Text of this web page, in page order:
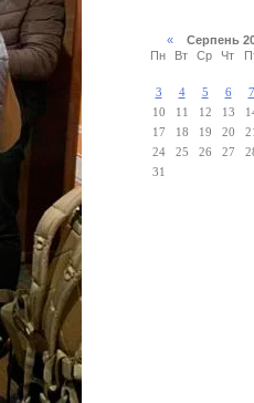
«Серпень
Пн
Вт Ср Чт
3
4 5 6 7
10
11 12 13
17
18 19 20 21
24
25 26 27
31